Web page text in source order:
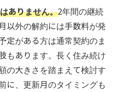
ありません。2年間の継続
以外の解約には手数料が発
定がある方は通常契約のま
もあります。長く住み続け
の大きさを踏まえて検討す
に、更新月のタイミングも